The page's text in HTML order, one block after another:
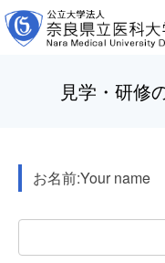
見学・研修
お名前:Your name